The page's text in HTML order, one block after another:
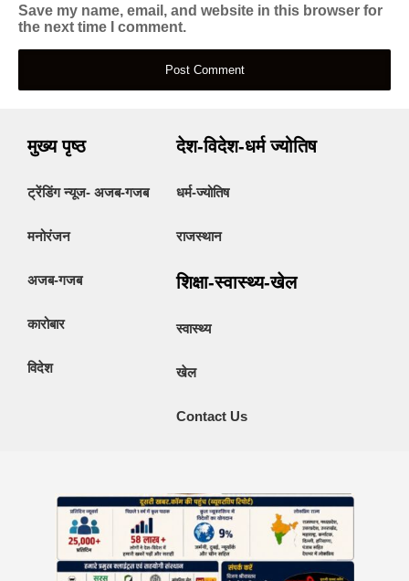
Save my name, email, and website in this browser for
the next time I comment.
मुख्य पृष्ठ
ट्रेंडिंग न्यूज- अजब-गजब
मनोरंजन
अजब-गजब
कारोबार
विदेश
देश-विदेश-धर्म ज्योतिष
धर्म-ज्योतिष
राजस्थान
शिक्षा-स्वास्थ्य-खेल
स्वास्थ्य
खेल
Contact Us